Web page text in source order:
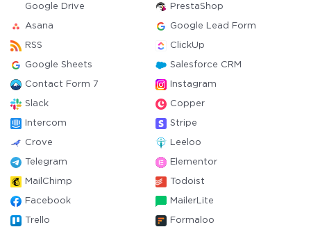
Google Drive PrestaShop
Asana Google Lead Form
RSS ClickUp
Google Sheets Salesforce CRM
Contact Form 7 Instagram
Slack Copper
Intercom Stripe
Crove Leeloo
Telegram Elementor
MailChimp Todoist
Facebook MailerLite
Trello Formaloo